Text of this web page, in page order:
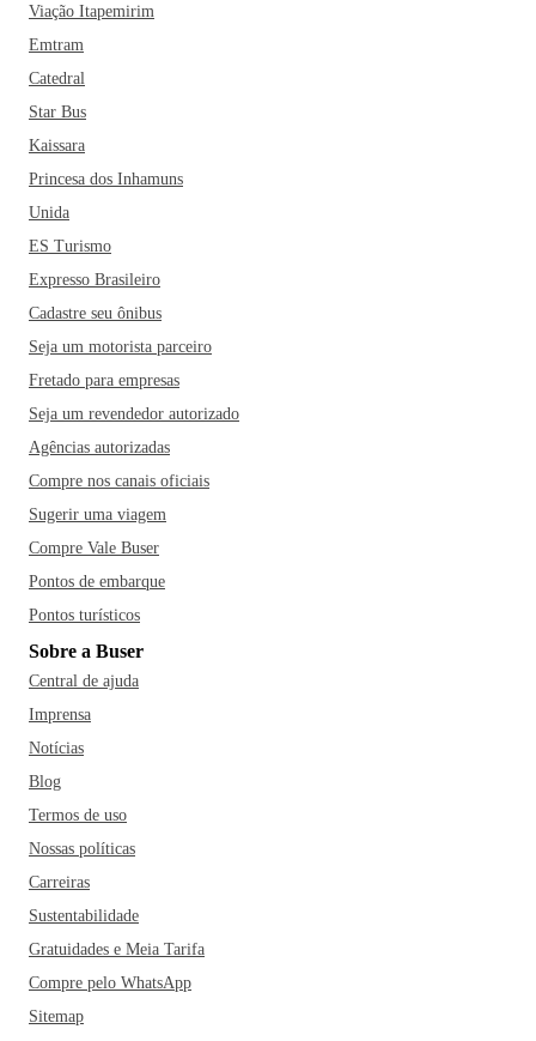
Viação Itapemirim
Emtram
Catedral
Star Bus
Kaissara
Princesa dos Inhamuns
Unida
ES Turismo
Expresso Brasileiro
Cadastre seu ônibus
Seja um motorista parceiro
Fretado para empresas
Seja um revendedor autorizado
Agências autorizadas
Compre nos canais oficiais
Sugerir uma viagem
Compre Vale Buser
Pontos de embarque
Pontos turísticos
Sobre a Buser
Central de ajuda
Imprensa
Notícias
Blog
Termos de uso
Nossas políticas
Carreiras
Sustentabilidade
Gratuidades e Meia Tarifa
Compre pelo WhatsApp
Sitemap